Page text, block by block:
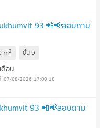
93 📲📢สอบถาม
m2 ชั้น9
ดือน
07/08/2026 17:00:18
93 📲📢สอบถาม